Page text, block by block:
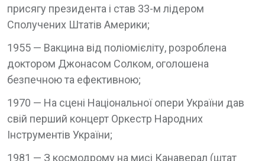
присягу президента і став 33-м лідером
Сполучених Штатів Америки;
1955 — Вакцина від поліомієліту, розроблена
доктором Джонасом Солком, оголошена
безпечною та ефективною;
1970 — На сцені Національної опери України дав
свій перший концерт Оркестр Народних
Інструментів України;
1981 — З космодрому на мисі Канаверал (штат